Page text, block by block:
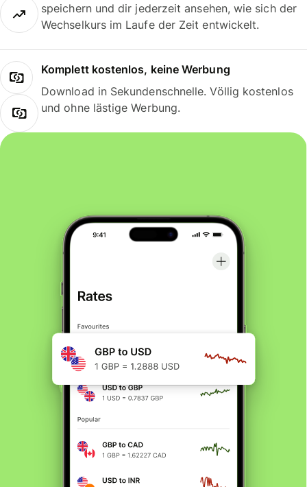
speichern und dir jederzeit ansehen, wie sich der
Wechselkurs im Laufe der Zeit entwickelt.
Komplett kostenlos, keine Werbung
Download in Sekundenschnelle. Völlig kostenlos
und ohne lästige Werbung.